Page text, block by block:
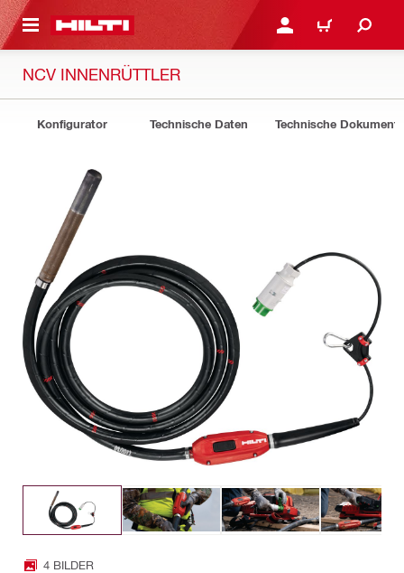
ANMELDEN ODER
WARENKORB
NCV INNENRÜTTLER
Konfigurator Technische Daten Technische Dokumente
4 BILDER